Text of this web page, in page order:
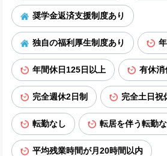
奨学金返済支援制度あり
独自の福利厚生制度あり
年間休日125日以上 有休消
完全週休2日制 完全土日祝
転勤なし 転居を伴う転勤
平均残業時間が月20時間以内